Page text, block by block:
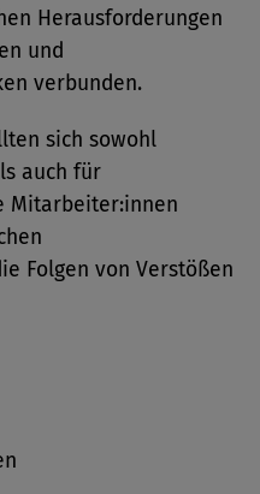
Herausforderungen
und
verbunden.
sich sowohl
auch für
Mitarbeiter:innen
Folgen von Verstößen